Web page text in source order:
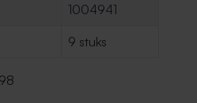
1004941
9 stuks